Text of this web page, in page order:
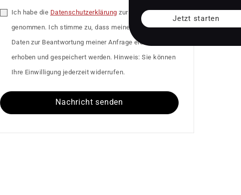
Ich habe die Datenschutzerklärung zur Kenntnis
genommen. Ich stimme zu, dass meine Angaben und
Daten zur Beantwortung meiner Anfrage elektronisch
erhoben und gespeichert werden. Hinweis: Sie können
Ihre Einwilligung jederzeit widerrufen.
Nachricht senden
Jetzt starten